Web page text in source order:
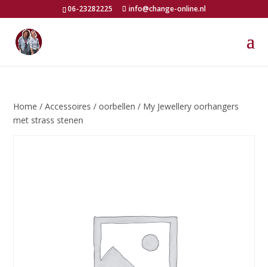
06-23282225 info@change-online.nl
Home /Accessoires / oorbellen / My Jewellery oorhangers
met strass stenen